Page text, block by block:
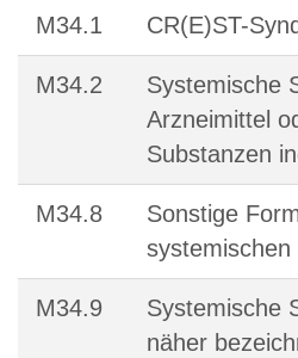
M34.1 CR(E)ST-
M34.2
Systemische
Arzneimittel
Substanzen
M34.8
Sonstige
M34.9
Systemische
näher